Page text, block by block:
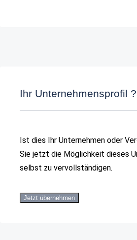
Ihr Unternehmensprofil
Ist dies Ihr Unternehmen oder
Sie jetzt die Möglichkeit dieses
selbst zu vervollständigen.
Jetzt übernehmen